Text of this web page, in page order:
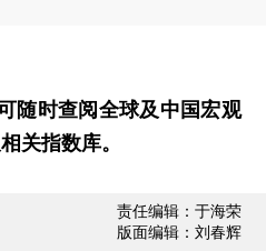
可随时查阅全球及中国宏观
关指数库。
责任编辑：于海荣
版面编辑：刘春辉